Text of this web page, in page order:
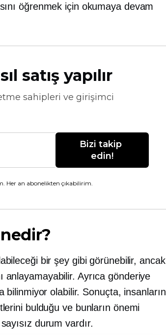
öğrenmek için okumaya devam
satış yapılır
sahipleri ve girişimci
Bizi takip
edin!
Her an abonelikten çıkabilirim.
bir şey gibi görünebilir, ancak
anlayamayabilir. Ayrıca gönderiye
bilinmiyor olabilir. Sonuçta, insanların
bulduğu ve bunların önemi
durum vardır.